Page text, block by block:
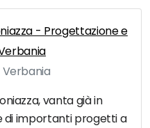
- Progettazione e
Verbania
vanta già in
di importanti progetti a